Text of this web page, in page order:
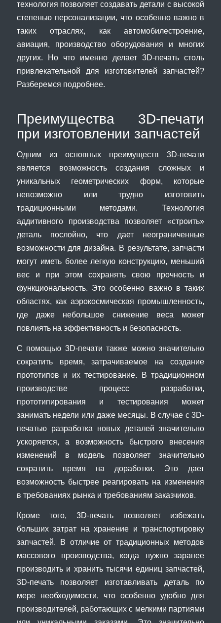
технология позволяет создавать детали с высокой
степенью персонализации, что особенно важно в
таких отраслях, как автомобилестроение,
авиация, производство оборудования и многих
других. Но что именно делает 3D-печать столь
привлекательной для изготовителей запчастей?
Разберемся подробнее.
Преимущества 3D-печати
при изготовлении запчастей
Одним из основных преимуществ 3D-печати
является возможность создания сложных и
уникальных геометрических форм, которые
невозможно или трудно изготовить
традиционными методами. Технология
аддитивного производства позволяет «строить»
деталь послойно, что дает неограниченные
возможности для дизайна. В результате, запчасти
могут иметь более легкую конструкцию, меньший
вес и при этом сохранять свою прочность и
функциональность. Это особенно важно в таких
областях, как аэрокосмическая промышленность,
где даже небольшое снижение веса может
повлиять на эффективность и безопасность.
С помощью 3D-печати также можно значительно
сократить время, затрачиваемое на создание
прототипов и их тестирование. В традиционном
производстве процесс разработки,
прототипирования и тестирования может
занимать недели или даже месяцы. В случае с 3D-
печатью разработка новых деталей значительно
ускоряется, а возможность быстрого внесения
изменений в модель позволяет значительно
сократить время на доработки. Это дает
возможность быстрее реагировать на изменения
в требованиях рынка и требованиям заказчиков.
Кроме того, 3D-печать позволяет избежать
больших затрат на хранение и транспортировку
запчастей. В отличие от традиционных методов
массового производства, когда нужно заранее
производить и хранить тысячи единиц запчастей,
3D-печать позволяет изготавливать деталь по
мере необходимости, что особенно удобно для
производителей, работающих с мелкими партиями